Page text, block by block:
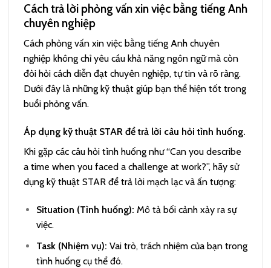
Cách trả lời phỏng vấn xin việc bằng tiếng Anh
chuyên nghiệp
Cách phỏng vấn xin việc bằng tiếng Anh chuyên
nghiệp không chỉ yêu cầu khả năng ngôn ngữ mà còn
đòi hỏi cách diễn đạt chuyên nghiệp, tự tin và rõ ràng.
Dưới đây là những kỹ thuật giúp bạn thể hiện tốt trong
buổi phỏng vấn.
Áp dụng kỹ thuật STAR để trả lời câu hỏi tình huống.
Khi gặp các câu hỏi tình huống như “Can you describe
a time when you faced a challenge at work?”, hãy sử
dụng kỹ thuật STAR để trả lời mạch lạc và ấn tượng:
Situation (Tình huống): Mô tả bối cảnh xảy ra sự
việc.
Task (Nhiệm vụ): Vai trò, trách nhiệm của bạn trong
tình huống cụ thể đó.